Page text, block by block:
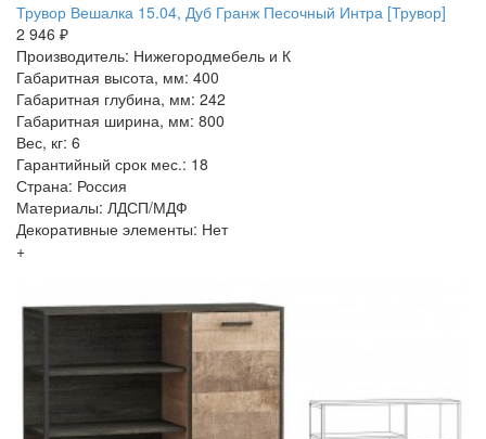
Трувор Вешалка 15.04, Дуб Гранж Песочный Интра [Трувор]
2 946 ₽
Производитель: Нижегородмебель и К
Габаритная высота, мм: 400
Габаритная глубина, мм: 242
Габаритная ширина, мм: 800
Вес, кг: 6
Гарантийный срок мес.: 18
Страна: Россия
Материалы: ЛДСП/МДФ
Декоративные элементы: Нет
+